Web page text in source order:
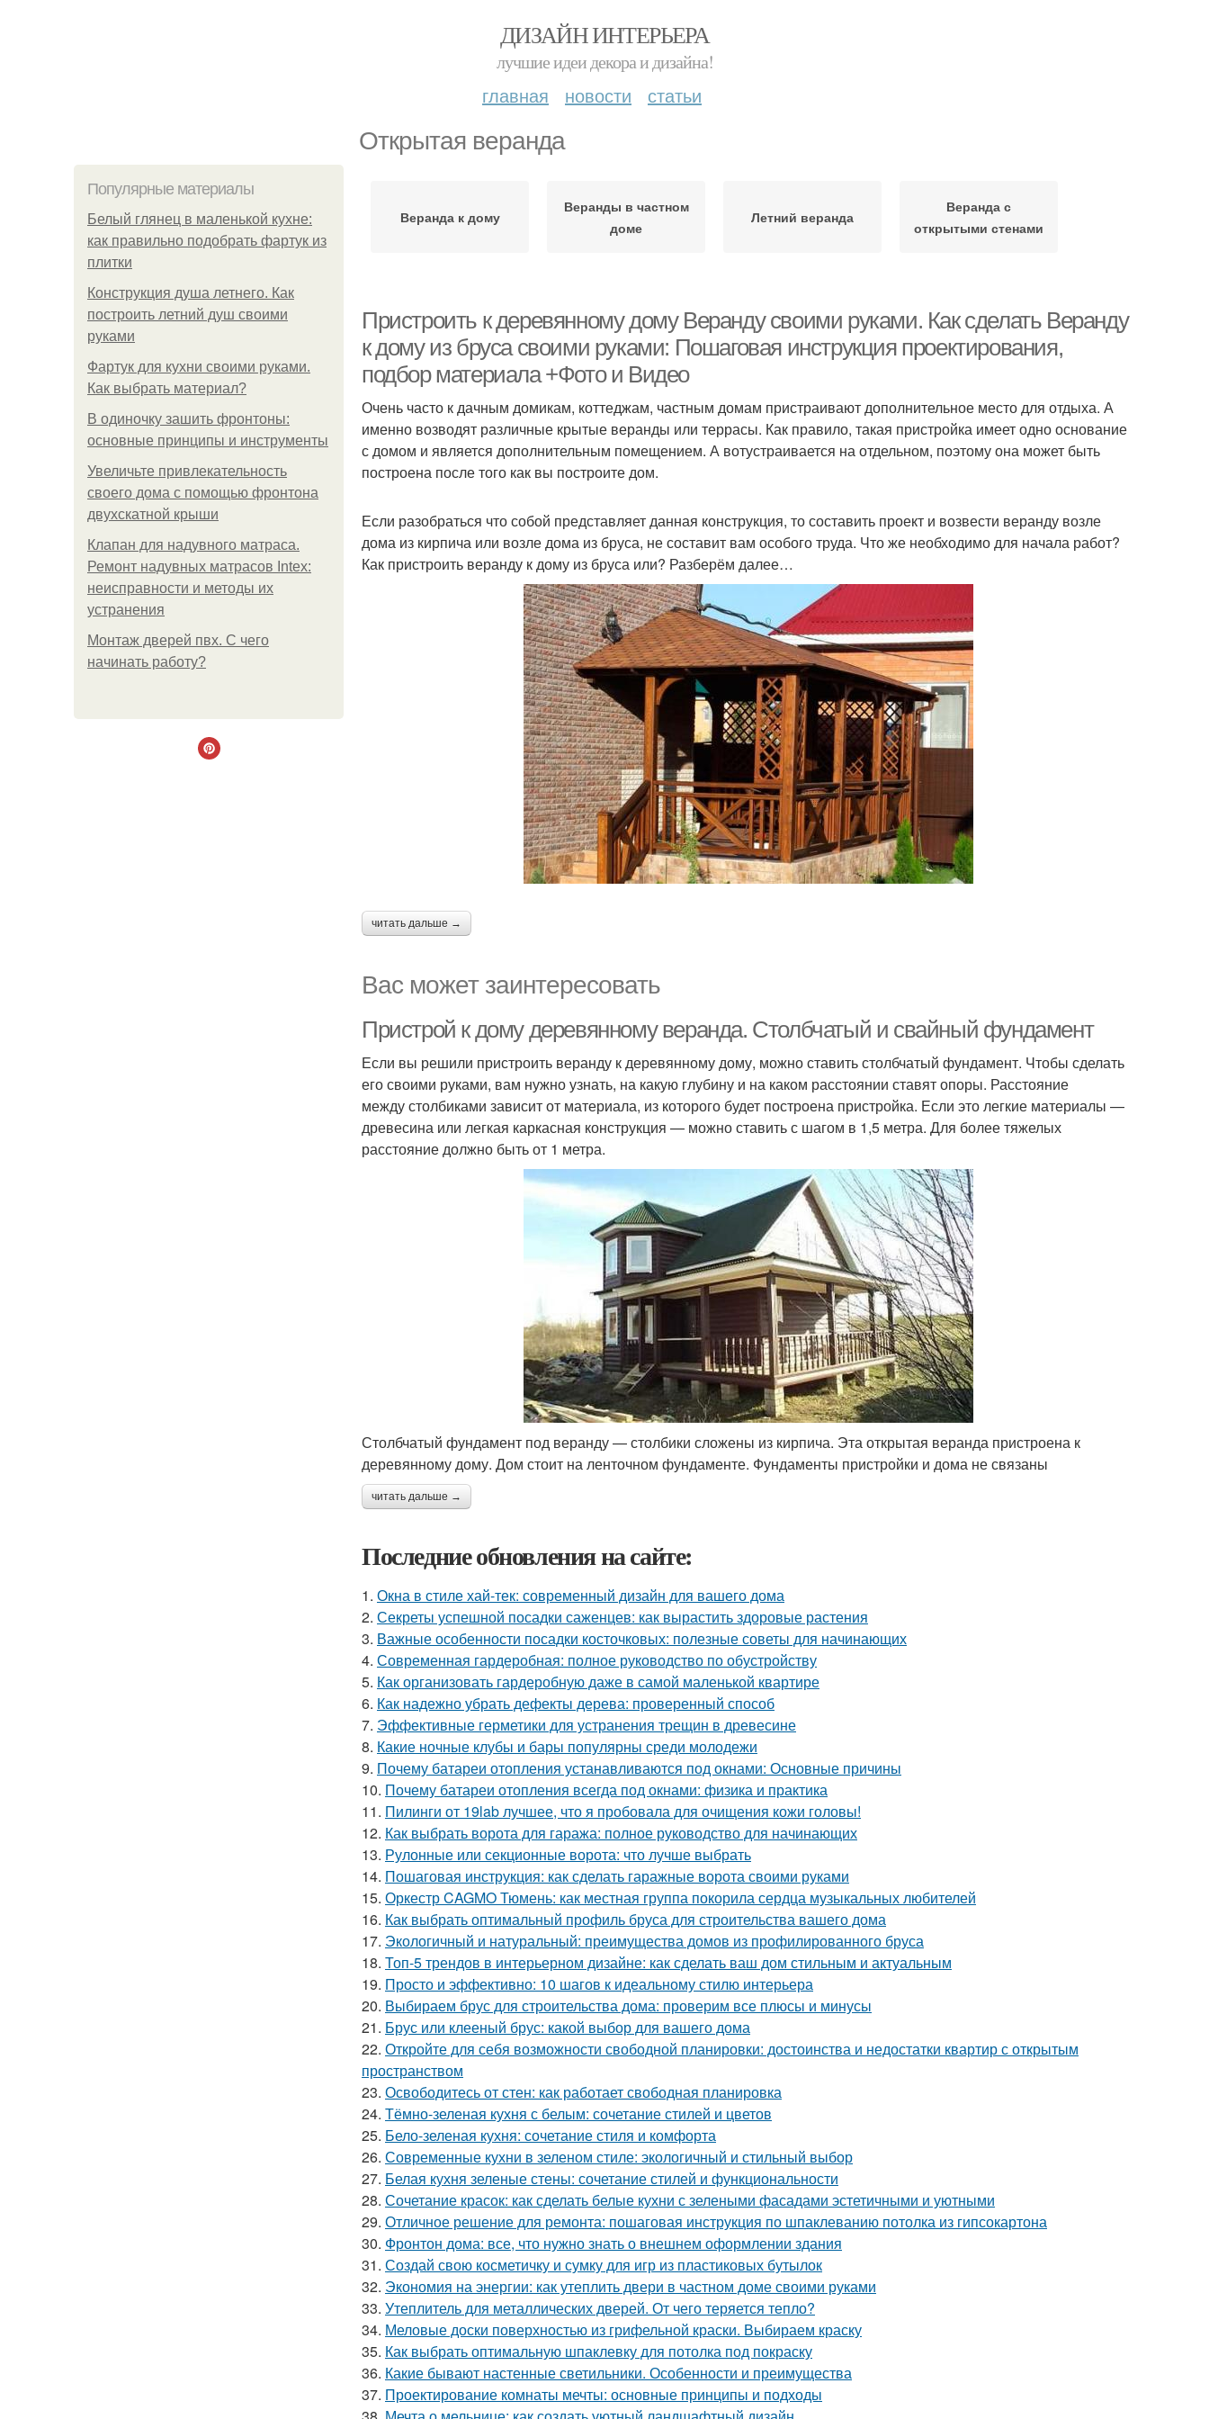
ДИЗАЙН ИНТЕРЬЕРА
лучшие идеи декора и дизайна!
главная новости статьи
Открытая веранда
Популярные материалы
Белый глянец в маленькой кухне:
как правильно подобрать фартук из
плитки
Конструкция душа летнего. Как
построить летний душ своими
руками
Фартук для кухни своими руками.
Как выбрать материал?
В одиночку зашить фронтоны:
основные принципы и инструменты
Увеличьте привлекательность
своего дома с помощью фронтона
двухскатной крыши
Клапан для надувного матраса.
Ремонт надувных матрасов Intex:
неисправности и методы их
устранения
Монтаж дверей пвх. С чего
начинать работу?
Веранда к дому
Веранды в частном
доме
Летний веранда
Веранда с
открытыми стенами
Пристроить к деревянному дому Веранду своими руками. Как сделать Веранду
к дому из бруса своими руками: Пошаговая инструкция проектирования,
подбор материала +Фото и Видео
Очень часто к дачным домикам, коттеджам, частным домам пристраивают дополнительное место для отдыха. А
именно возводят различные крытые веранды или террасы. Как правило, такая пристройка имеет одно основание
с домом и является дополнительным помещением. А вотустраивается на отдельном, поэтому она может быть
построена после того как вы построите дом.
Если разобраться что собой представляет данная конструкция, то составить проект и возвести веранду возле
дома из кирпича или возле дома из бруса, не составит вам особого труда. Что же необходимо для начала работ?
Как пристроить веранду к дому из бруса или? Разберём далее…
читать дальше →
Вас может заинтересовать
Пристрой к дому деревянному веранда. Столбчатый и свайный фундамент
Если вы решили пристроить веранду к деревянному дому, можно ставить столбчатый фундамент. Чтобы сделать
его своими руками, вам нужно узнать, на какую глубину и на каком расстоянии ставят опоры. Расстояние
между столбиками зависит от материала, из которого будет построена пристройка. Если это легкие материалы —
древесина или легкая каркасная конструкция — можно ставить с шагом в 1,5 метра. Для более тяжелых
расстояние должно быть от 1 метра.
Столбчатый фундамент под веранду — столбики сложены из кирпича. Эта открытая веранда пристроена к
деревянному дому. Дом стоит на ленточном фундаменте. Фундаменты пристройки и дома не связаны
читать дальше →
Последние обновления на сайте:
1. Окна в стиле хай-тек: современный дизайн для вашего дома
2. Секреты успешной посадки саженцев: как вырастить здоровые растения
3. Важные особенности посадки косточковых: полезные советы для начинающих
4. Современная гардеробная: полное руководство по обустройству
5. Как организовать гардеробную даже в самой маленькой квартире
6. Как надежно убрать дефекты дерева: проверенный способ
7. Эффективные герметики для устранения трещин в древесине
8. Какие ночные клубы и бары популярны среди молодежи
9. Почему батареи отопления устанавливаются под окнами: Основные причины
10. Почему батареи отопления всегда под окнами: физика и практика
11. Пилинги от 19lab лучшее, что я пробовала для очищения кожи головы!
12. Как выбрать ворота для гаража: полное руководство для начинающих
13. Рулонные или секционные ворота: что лучше выбрать
14. Пошаговая инструкция: как сделать гаражные ворота своими руками
15. Оркестр CAGMO Тюмень: как местная группа покорила сердца музыкальных любителей
16. Как выбрать оптимальный профиль бруса для строительства вашего дома
17. Экологичный и натуральный: преимущества домов из профилированного бруса
18. Топ-5 трендов в интерьерном дизайне: как сделать ваш дом стильным и актуальным
19. Просто и эффективно: 10 шагов к идеальному стилю интерьера
20. Выбираем брус для строительства дома: проверим все плюсы и минусы
21. Брус или клееный брус: какой выбор для вашего дома
22. Откройте для себя возможности свободной планировки: достоинства и недостатки квартир с открытым
пространством
23. Освободитесь от стен: как работает свободная планировка
24. Тёмно-зеленая кухня с белым: сочетание стилей и цветов
25. Бело-зеленая кухня: сочетание стиля и комфорта
26. Современные кухни в зеленом стиле: экологичный и стильный выбор
27. Белая кухня зеленые стены: сочетание стилей и функциональности
28. Сочетание красок: как сделать белые кухни с зелеными фасадами эстетичными и уютными
29. Отличное решение для ремонта: пошаговая инструкция по шпаклеванию потолка из гипсокартона
30. Фронтон дома: все, что нужно знать о внешнем оформлении здания
31. Создай свою косметичку и сумку для игр из пластиковых бутылок
32. Экономия на энергии: как утеплить двери в частном доме своими руками
33. Утеплитель для металлических дверей. От чего теряется тепло?
34. Меловые доски поверхностью из грифельной краски. Выбираем краску
35. Как выбрать оптимальную шпаклевку для потолка под покраску
36. Какие бывают настенные светильники. Особенности и преимущества
37. Проектирование комнаты мечты: основные принципы и подходы